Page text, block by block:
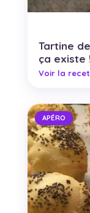
Tartine
ça existe
APÉRO